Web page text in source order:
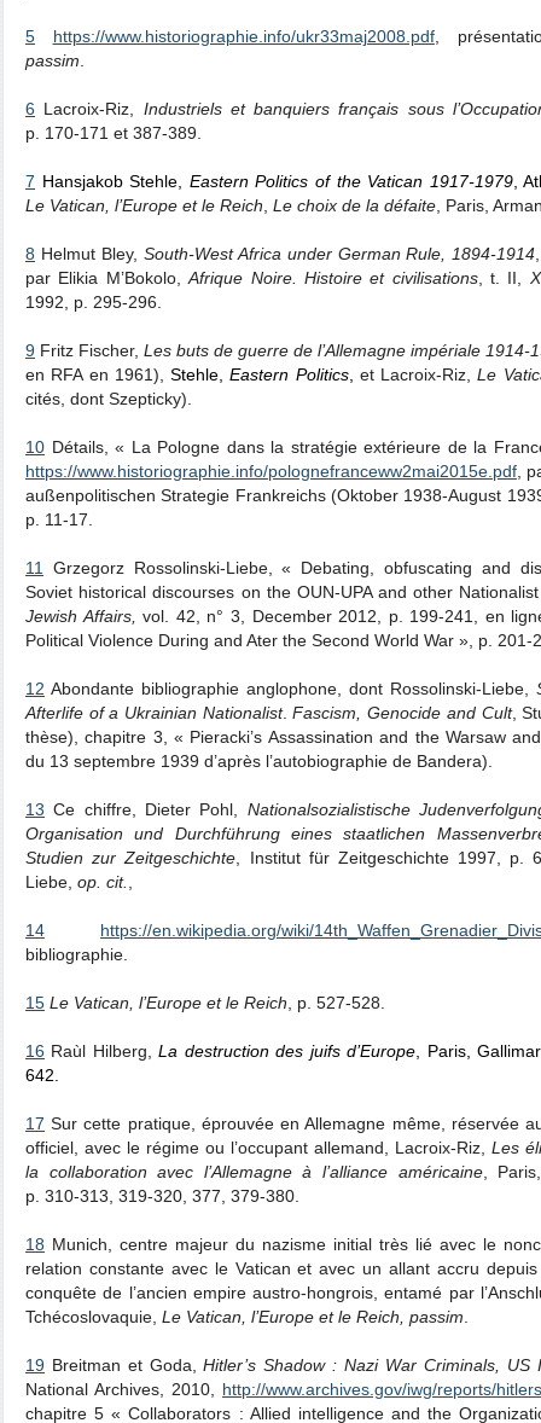
5 https://www.historiographie.info/ukr33maj2008.pdf,
passim
6 Lacroix-Riz, Industriels et banquiers français sous
p. 170-171 et 387-389.
7 Hansjakob Stehle, Eastern Politics of the Vatican 1917-1979,
Le Vatican, l’Europe et le Reich Le choix de la défaite , Paris,
8 Helmut Bley, South-West Africa under German Rule, 1894-1914
par Elikia M’Bokolo,Afrique Noire. Histoire et civilisations, t. II,
1992, p. 295-296.
9 Fritz Fischer, Les buts de guerre de l’Allemagne impériale 1914-
en RFA en 1961),Stehle,Eastern Politics, et Lacroix-Riz,Le
cités, dont Szepticky).
10 Détails, « La Pologne dans la stratégie extérieure de la
https://www.historiographie.info/polognefranceww2mai2015e.pdf ,
außenpolitischen Strategie Frankreichs (Oktober 1938-August
p. 11-17.
11
Grzegorz Rossolinski-Liebe, « Debating, obfuscating and
Soviet historical discourses on the OUN-UPA and other
Jewish Affairs, vol. 42, n° 3, December 2012, p. 199-241, en
Political Violence During and Ater the Second World War », p. 201-
12 Abondante bibliographie anglophone, dont Rossolinski-Liebe,
Afterlife of a Ukrainian Nationalist. Fascism, Genocide and Cult,
thèse), chapitre 3, « Pieracki’s Assassination and the Warsaw
du 13 septembre 1939 d’après l’autobiographie de Bandera).
13 Ce chiffre, Dieter Pohl, Nationalsozialistische
Organisation und Durchführung eines staatlichen
Studien zur Zeitgeschichte , Institut für Zeitgeschichte 1997, p.
Liebe, op. cit.
14
https://en.wikipedia.org/wiki/
bibliographie.
15 Le Vatican, l’Europe et le Reich , p. 527-528.
16 Raùl Hilberg,La destruction des juifs d’Europe
Paris,
642.
17 Sur cette pratique, éprouvée en Allemagne même, réservée
officiel, avec le régime ou l’occupant allemand, Lacroix-Riz, L es
la collaboration avec l’Allemagne à l’alliance américaine,
p. 310-313, 319-320, 377, 379-380.
18 Munich, centre majeur du nazisme initial très lié avec le
relation constante avec le Vatican et avec un allant accru
conquête de l’ancien empire austro-hongrois, entamé par
Tchécoslovaquie, Le Vatican, l’Europe et le Reich, passim
19 Breitman et Goda,
Hitler’s Shadow : Nazi War Criminals,
National Archives, 2010, http://www.archives.gov/iwg/reports/
chapitre 5 « Collaborators : Allied intelligence and the